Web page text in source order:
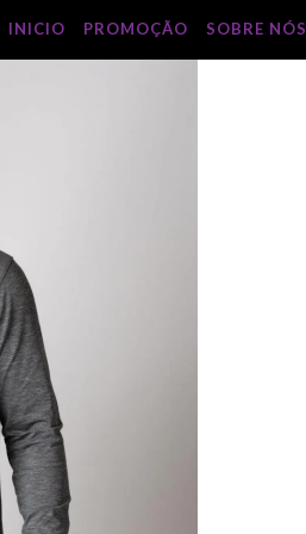
INICIO PROMOÇÃO SOBRE NÓS